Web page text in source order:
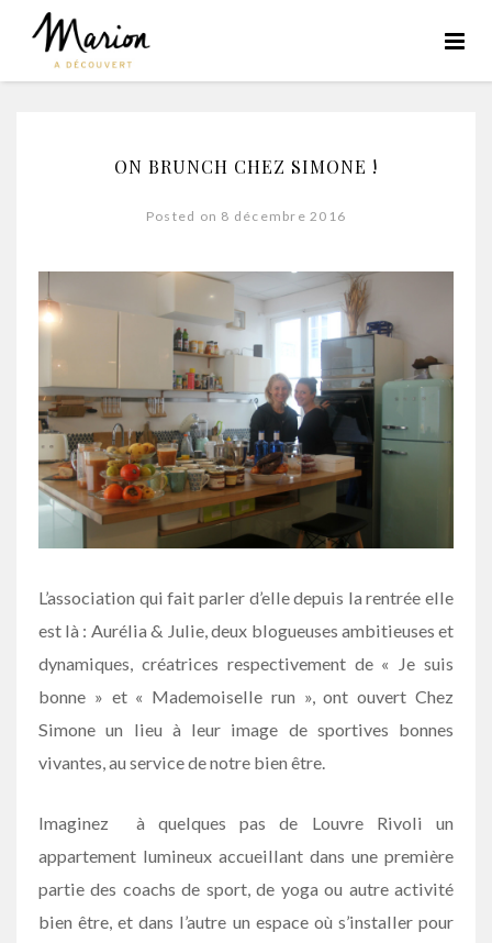
ON BRUNCH CHEZ SIMONE !
Posted on 8 décembre 2016
L’association qui fait parler d’elle depuis la rentrée elle
est là : Aurélia & Julie, deux blogueuses ambitieuses et
dynamiques, créatrices respectivement de « Je suis
bonne » et « Mademoiselle run », ont ouvert Chez
Simone un lieu à leur image de sportives bonnes
vivantes, au service de notre bien être.
Imaginez à quelques pas de Louvre Rivoli un
appartement lumineux accueillant dans une première
partie des coachs de sport, de yoga ou autre activité
bien être, et dans l’autre un espace où s’installer pour